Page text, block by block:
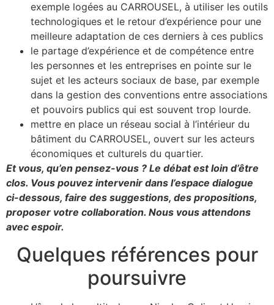
exemple logées au CARROUSEL, à utiliser les outils
technologiques et le retour d’expérience pour une
meilleure adaptation de ces derniers à ces publics
le partage d’expérience et de compétence entre
les personnes et les entreprises en pointe sur le
sujet et les acteurs sociaux de base, par exemple
dans la gestion des conventions entre associations
et pouvoirs publics qui est souvent trop lourde.
mettre en place un réseau social à l’intérieur du
bâtiment du CARROUSEL, ouvert sur les acteurs
économiques et culturels du quartier.
Et vous, qu’en pensez-vous ? Le débat est loin d’être
clos. Vous pouvez intervenir dans l’espace dialogue
ci-dessous, faire des suggestions, des propositions,
proposer votre collaboration. Nous vous attendons
avec espoir.
Quelques références pour
poursuivre